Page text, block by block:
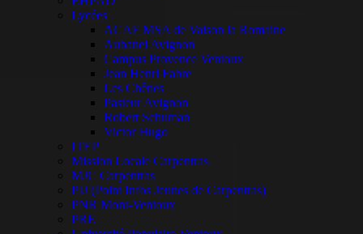
Lycées
ACAF MSA de Vaison la Romaine
Aubanel Avignon
Campus Provence Ventoux
Jean Henri Fabre
Les Chênes
Pasteur Avignon
Robert Schuman
Victor Hugo
ITEP
Mission Locale Carpentras
MJC Carpentras
PIJ (Point Infos Jeunes de Carpentras)
PNR Mont-Ventoux
PRE